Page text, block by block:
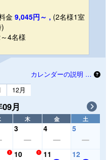
金 9,045円～ , (2名様1室
4名様
カレンダーの説明 …
12月
月
木 金 土
3 4 5
10 11 12